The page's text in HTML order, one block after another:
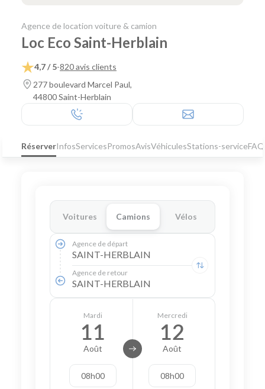
Agence de location voiture & camion
Loc Eco Saint-Herblain
4,7 / 5-820 avis clients
277 boulevard Marcel Paul,
44800 Saint-Herblain
RéserverInfosServicesPromosAvisVéhiculesStations-serviceFAQ
Voitures Camions Vélos
Agence de départ
SAINT-HERBLAIN
Agence de retour
SAINT-HERBLAIN
Mardi
11
Août
08h00
Mercredi
12
Août
08h00